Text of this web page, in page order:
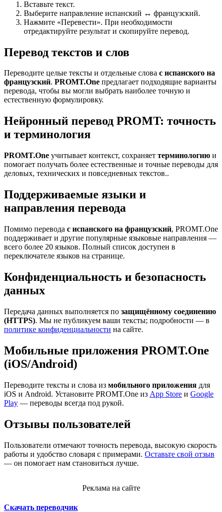
Вставьте текст.
Выберите направление испанский ↔ французский.
Нажмите «Перевести». При необходимости
отредактируйте результат и скопируйте перевод.
Перевод текстов и слов
Переводите целые тексты и отдельные слова с испанского на
французский. PROMT.One предлагает подходящие варианты
перевода, чтобы вы могли выбрать наиболее точную и
естественную формулировку.
Нейронный перевод PROMT: точность
и терминология
PROMT.One учитывает контекст, сохраняет терминологию и
помогает получать более естественные и точные переводы для
деловых, технических и повседневных текстов..
Поддерживаемые языки и
направления перевода
Помимо перевода с испанского на французский, PROMT.One
поддерживает и другие популярные языковые направления —
всего более 20 языков. Полный список доступен в
переключателе языков на странице.
Конфиденциальность и безопасность
данных
Передача данных выполняется по защищённому соединению
(HTTPS). Мы не публикуем ваши тексты; подробности — в
политике конфиденциальности на сайте.
Мобильные приложения PROMT.One
(iOS/Android)
Переводите тексты и слова из мобильного приложения для
iOS и Android. Установите PROMT.One из App Store и Google
Play — переводы всегда под рукой.
Отзывы пользователей
Пользователи отмечают точность перевода, высокую скорость
работы и удобство словаря с примерами. Оставьте свой отзыв
— он помогает нам становиться лучше.
Реклама на сайте
Скачать переводчик